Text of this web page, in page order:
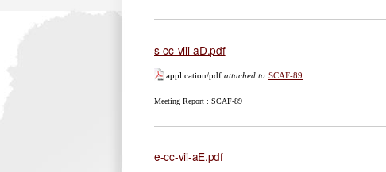
s-cc-viii-aD.pdf
application/pdf attached to:SCAF-89
Meeting Report : SCAF-89
e-cc-vii-aE.pdf